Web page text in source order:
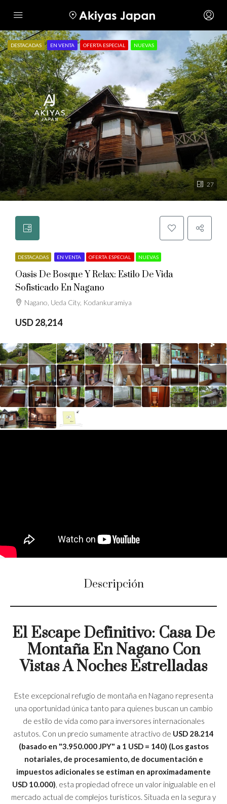
27
DESTACADAS EN VENTA OFERTA ESPECIAL NUEVAS
DESTACADAS EN VENTA OFERTA ESPECIAL NUEVAS
Oasis De Bosque Y Relax: Estilo De Vida
Sofisticado En Nagano
Nagano, Ueda City, Kodankuramiya
USD 28,214
Descripción
El Escape Definitivo: Casa De
Montaña En Nagano Con
Vistas A Noches Estrelladas
Este excepcional refugio de montaña en Nagano representa
una oportunidad única tanto para quienes buscan un cambio
de estilo de vida como para inversores internacionales
astutos. Con un precio sumamente atractivo de USD 28.214
(basado en "3.950.000 JPY" a 1 USD = 140) (Los gastos
notariales, de procesamiento, de documentación e
impuestos adicionales se estiman en aproximadamente
USD 10.000), esta propiedad ofrece un valor inigualable en el
mercado actual de complejos turísticos. Situada en la segura y